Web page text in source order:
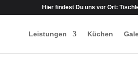
Hier findest Du uns vor Ort:
Leistungen Küchen